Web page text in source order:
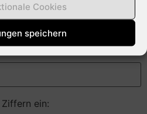
Cookies
speichern
ein: